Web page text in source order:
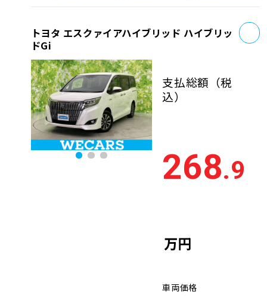
トヨタ エスクァイアハイブリッド ハイブリッ
ドGi
支払総額 （税
込）
268.9
万円
車両価格